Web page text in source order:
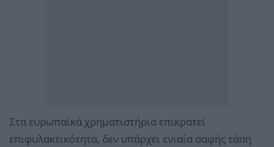
Στα ευρωπαϊκά χρηματιστήρια επικρατεί
επιφυλακτικότητα, δεν υπάρχει ενιαία σαφής τάση